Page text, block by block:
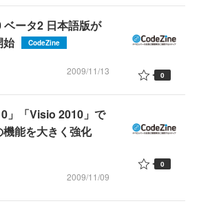
ータ2 日本語版が
始
CodeZine
2009/11/13 0
」「Visio 2010」で
能を大きく強化
2009/11/09
0